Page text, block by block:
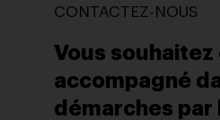
CONTACTEZ-NOUS
Vous souhaitez
accompagné
démarches par